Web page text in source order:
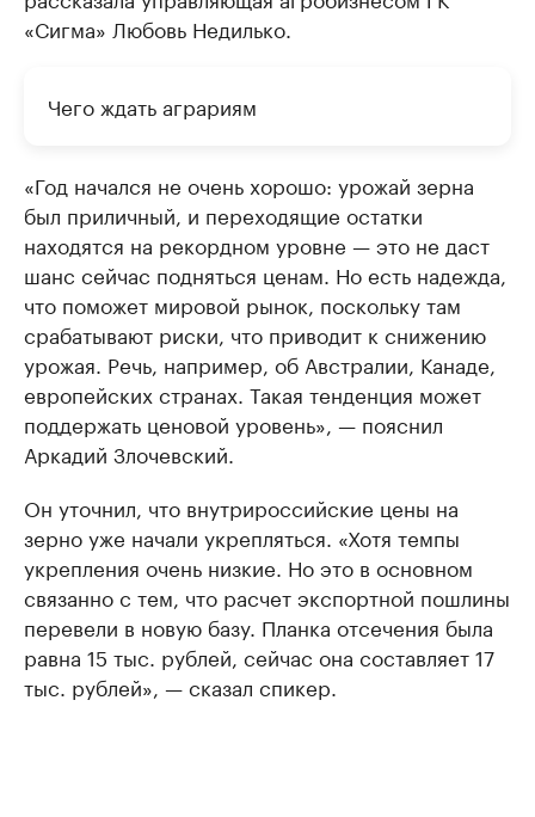
«Сигма» Любовь Недилько.
Чего ждать аграриям
«Год начался не очень хорошо: урожай зерна
был приличный, и переходящие остатки
находятся на рекордном уровне — это не даст
шанс сейчас подняться ценам. Но есть надежда,
что поможет мировой рынок, поскольку там
срабатывают риски, что приводит к снижению
урожая. Речь, например, об Австралии, Канаде,
европейских странах. Такая тенденция может
поддержать ценовой уровень», — пояснил
Аркадий Злочевский.
Он уточнил, что внутрироссийские цены на
зерно уже начали укрепляться. «Хотя темпы
укрепления очень низкие. Но это в основном
связанно с тем, что расчет экспортной пошлины
перевели в новую базу. Планка отсечения была
равна 15 тыс. рублей, сейчас она составляет 17
тыс. рублей», — сказал спикер.